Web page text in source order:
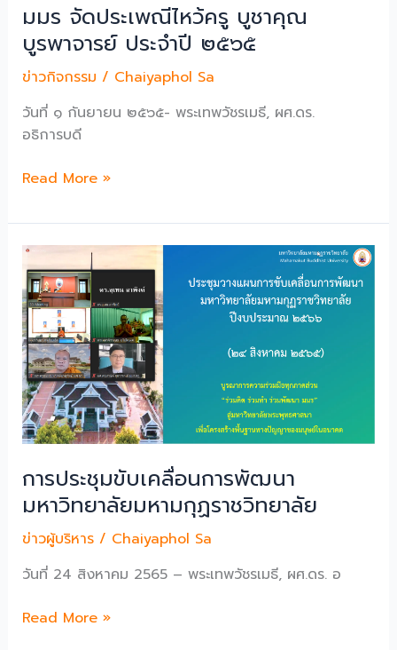
เข้า
เยี่ยม
ชม
แลก
เปลี่ยน
ประสบการณ์
ใน
การ
พัฒนา
กลาง
พื้นที่
การ
ศึกษา
และ
การ
เรียน
รู้
มมร
มมร จัดประเพณีไหว้ครู บูชาคุณ
บูรพาจารย์ ประจำปี ๒๕๖๕
ข่าวกิจกรรม / Chaiyaphol Sa
วันที่ ๑ กันยายน ๒๕๖๕- พระเทพวัชรเมธี, ผศ.ดร.
อธิการบดี
มมร
ประเพณี
ไหว้
ครู
บูชา
คุณ
บูรพาจารย์
ประจำ
ปี
๒๕๖๕
Read More »
การประชุมขับเคลื่อนการพัฒนา
มหาวิทยาลัยมหามกุฏราชวิทยาลัย
ข่าวผู้บริหาร/ Chaiyaphol Sa
วันที่ 24 สิงหาคม 2565 – พระเทพวัชรเมธี, ผศ.ดร. อ
การ
Read More »